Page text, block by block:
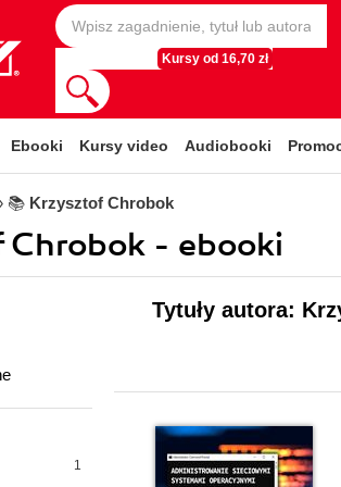
Kursy od 16,70 zł
Ebooki Kursy video Audiobooki
📚 Krzysztof Chrobok
Chrobok - ebooki
1
Tytuły autora: